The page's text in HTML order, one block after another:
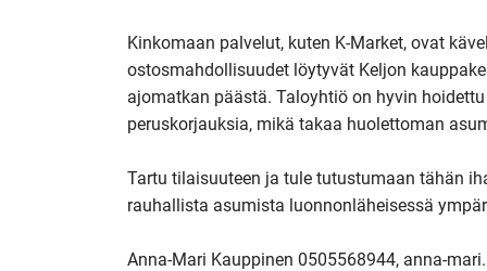
Kinkomaan palvelut, kuten K-Market, ovat
ostosmahdollisuudet löytyvät Keljon
ajomatkan päästä. Taloyhtiö on hyvin
peruskorjauksia, mikä takaa huolettoman
Tartu tilaisuuteen ja tule tutustumaan tähän
rauhallista asumista luonnonläheisessä
Anna-Mari Kauppinen 0505568944, anna-